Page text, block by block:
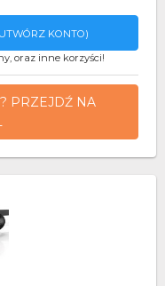
KONTO)
oraz inne korzyści!
PRZEJDŹ NA